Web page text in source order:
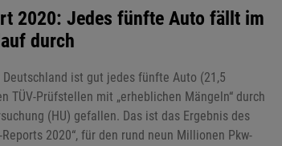
2020: Jedes fünfte Auto fällt im
durch
Deutschland ist gut jedes fünfte Auto (21,5
TÜV-Prüfstellen mit „erheblichen Mängeln“ durch
(HU) gefallen. Das ist das Ergebnis des
Reports 2020“, für den rund neun Millionen Pkw-